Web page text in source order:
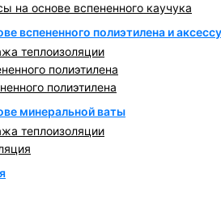
на основе вспененного каучука
вспененного полиэтилена и
теплоизоляции
полиэтилена
полиэтилена
минеральной ваты
теплоизоляции